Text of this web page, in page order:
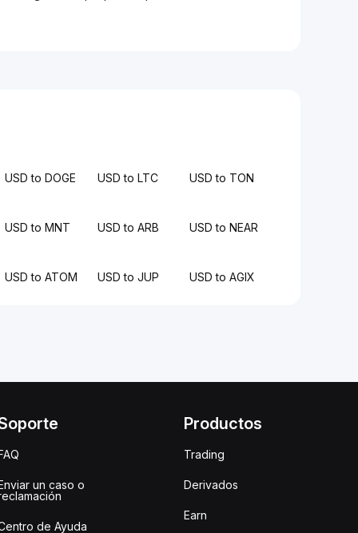
USD to DOGE USD to LTC USD to TON
USD to MNT USD to ARB USD to NEAR
USD to ATOM USD to JUP USD to AGIX
un caso o
de Ayuda
Productos
Trading
Derivados
Earn